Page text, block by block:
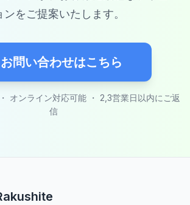
ンをご提案いたします。
問い合わせはこちら
オンライン対応可能 ・ 2,3営業日以内にご返
信